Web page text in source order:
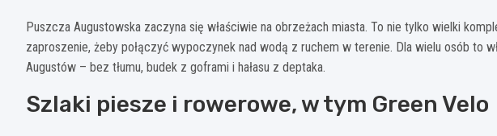
Puszcza Augustowska zaczyna się właściwie na obrzeżach miasta. To nie tylko wielki
zaproszenie, żeby połączyć wypoczynek nad wodą z ruchem w terenie. Dla wielu osób to
Augustów – bez tłumu, budek z goframi i hałasu z deptaka.
Szlaki piesze i rowerowe, w tym Green Velo